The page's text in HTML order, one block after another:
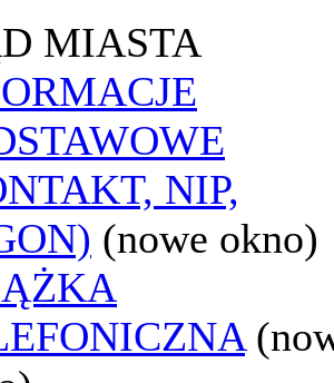
MIASTA
NIP,
(nowe okno)